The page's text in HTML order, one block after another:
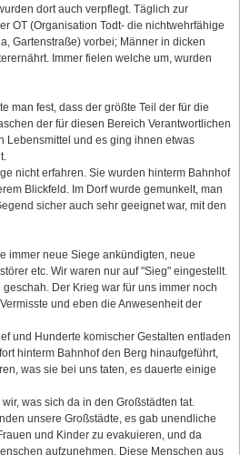
dort auch verpflegt. Täglich zur
OT (Organisation Todt- die nichtwehrfähige
Gartenstraße) vorbei; Männer in dicken
Immer fielen welche um, wurden
man fest, dass der größte Teil der für die
der für diesen Bereich Verantwortlichen
Lebensmittel und es ging ihnen etwas
nicht erfahren. Sie wurden hinterm Bahnhof
Blickfeld. Im Dorf wurde gemunkelt, man
sicher auch sehr geeignet war, mit den
immer neue Siege ankündigten, neue
etc. Wir waren nur auf "Sieg" eingestellt.
Der Krieg war für uns immer noch
und eben die Anwesenheit der
und Hunderte komischer Gestalten entladen
hinterm Bahnhof den Berg hinaufgeführt,
was sie bei uns taten, es dauerte einige
was sich da in den Großstädten tat.
unsere Großstädte, es gab unendliche
und Kinder zu evakuieren, und da
aufzunehmen. Diese Menschen aus